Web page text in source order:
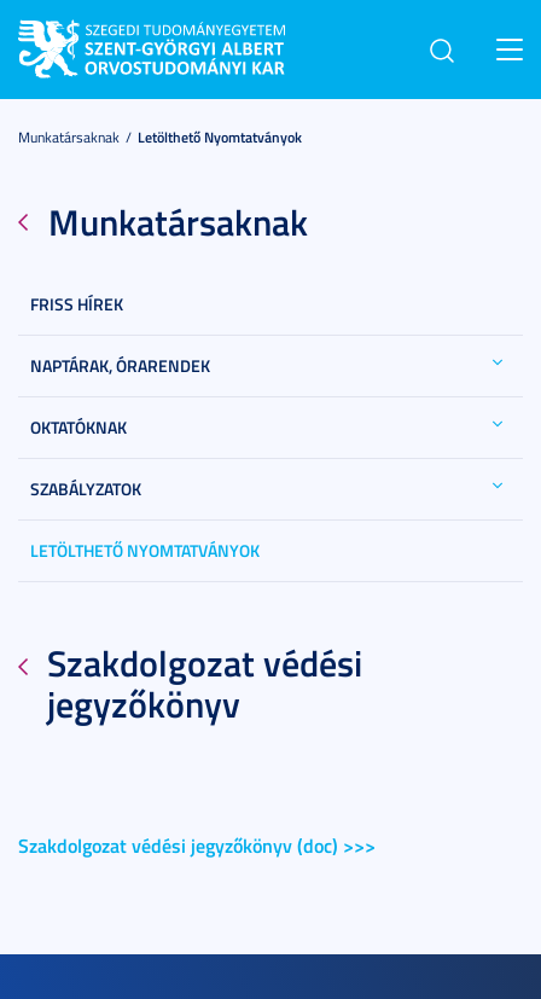
Munkatársaknak Letölthető Nyomtatványok
Munkatársaknak
FRISS HÍREK
NAPTÁRAK, ÓRARENDEK
OKTATÓKNAK
SZABÁLYZATOK
LETÖLTHETŐ NYOMTATVÁNYOK
Szakdolgozat védési
jegyzőkönyv
Szakdolgozat védési jegyzőkönyv (doc) >>>